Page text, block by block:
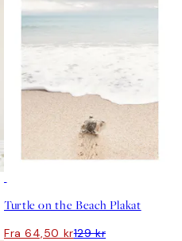
Turtle on the Beach Plakat
Fra 64,50 kr129 kr